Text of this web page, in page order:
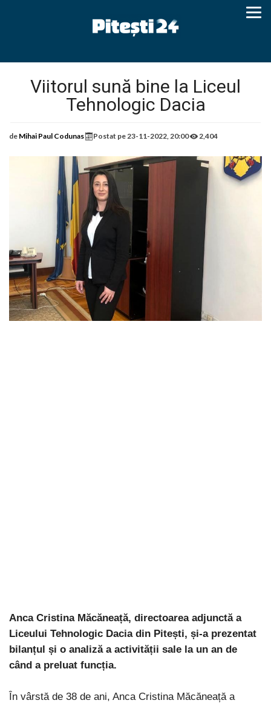
Viitorul sună bine la Liceul
Tehnologic Dacia
de Mihai Paul Codunas Postat pe23-11-2022, 20:00 2,404
Anca Cristina Măcăneață, directoarea adjunctă a
Liceului Tehnologic Dacia din Pitești, și-a prezentat
bilanțul și o analiză a activității sale la un an de
când a preluat funcția.
În vârstă de 38 de ani, Anca Cristina Măcăneață a